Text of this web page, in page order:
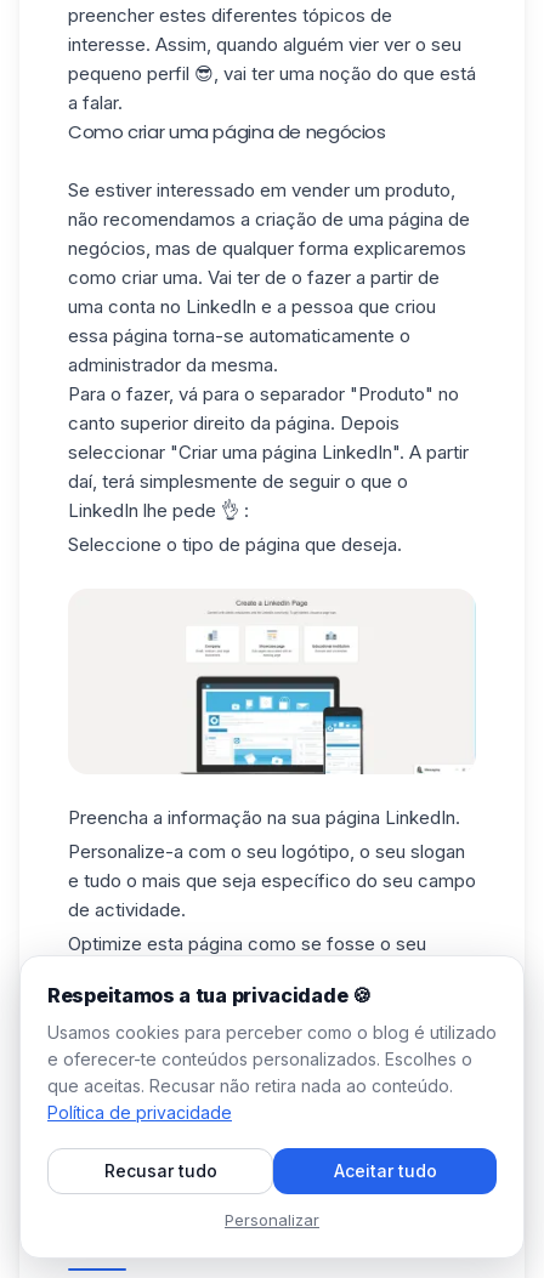
preencher estes diferentes tópicos de
interesse. Assim, quando alguém vier ver o seu
pequeno perfil 😎, vai ter uma noção do que está
a falar.
Como criar uma página de negócios
Se estiver interessado em vender um produto,
não recomendamos a criação de uma página de
negócios, mas de qualquer forma explicaremos
como criar uma. Vai ter de o fazer a partir de
uma conta no LinkedIn e a pessoa que criou
essa página torna-se automaticamente o
administrador da mesma.
Para o fazer, vá para o separador "Produto" no
canto superior direito da página. Depois
seleccionar "Criar uma página LinkedIn". A partir
daí, terá simplesmente de seguir o que o
LinkedIn lhe pede 👌 :
Seleccione o tipo de página que deseja.
Preencha a informação na sua página LinkedIn.
Personalize-a com o seu logótipo, o seu slogan
e tudo o mais que seja específico do seu campo
de actividade.
Optimize esta página como se fosse o seu
Tudo o que terá de fazer é animá-lo e seduzir ❣️
o seupúblico. Mas se foi aconselhado a ir com
uma página pessoal, porquê criar uma página de
empresa no LinkedIn? É simples, pode introduzir
a sua marca a um público no LinkedIn e conduzi-
lo ao seu website, por exemplo.
Potenciar a sua prospecção no LinkedIn:
Respeitamos a tua privacidade 🍪
Usamos cookies para perceber como o blog é utilizado
e oferecer-te conteúdos personalizados. Escolhes o
que aceitas. Recusar não retira nada ao conteúdo.
Política de privacidade
Recusar tudo Aceitar tudo
Personalizar